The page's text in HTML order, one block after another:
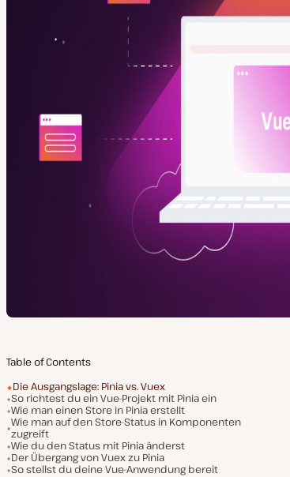
Table of Contents
Die Ausgangslage: Pinia vs. Vuex
So richtest du ein Vue-Projekt mit Pinia ein
Wie man einen Store in Pinia erstellt
Wie man auf den Store-Status in Komponenten
zugreift
Wie du den Status mit Pinia änderst
Der Übergang von Vuex zu Pinia
So stellst du deine Vue-Anwendung bereit